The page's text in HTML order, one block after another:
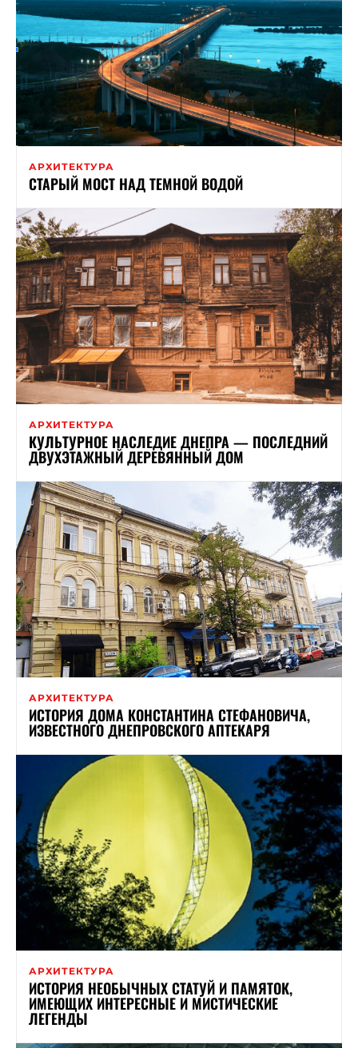
АРХИТЕКТУРА
СТАРЫЙ МОСТ НАД ТЕМНОЙ ВОДОЙ
АРХИТЕКТУРА
КУЛЬТУРНОЕ НАСЛЕДИЕ ДНЕПРА — ПОСЛЕДНИЙ
ДВУХЭТАЖНЫЙ ДЕРЕВЯННЫЙ ДОМ
АРХИТЕКТУРА
ИСТОРИЯ ДОМА КОНСТАНТИНА СТЕФАНОВИЧА,
ИЗВЕСТНОГО ДНЕПРОВСКОГО АПТЕКАРЯ
АРХИТЕКТУРА
ИСТОРИЯ НЕОБЫЧНЫХ СТАТУЙ И ПАМЯТОК,
ИМЕЮЩИХ ИНТЕРЕСНЫЕ И МИСТИЧЕСКИЕ
ЛЕГЕНДЫ